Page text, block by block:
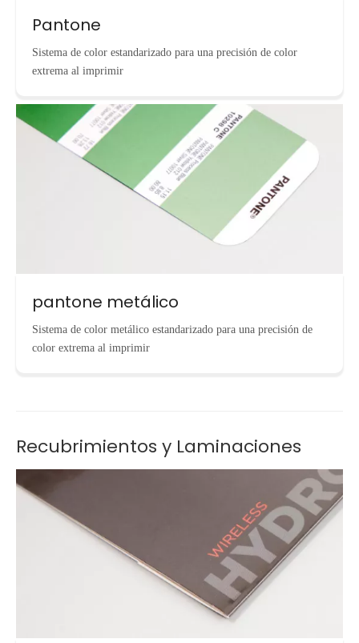
Pantone
Sistema de color estandarizado para una precisión de color
extrema al imprimir
pantone metálico
Sistema de color metálico estandarizado para una precisión de
color extrema al imprimir
Recubrimientos y Laminaciones